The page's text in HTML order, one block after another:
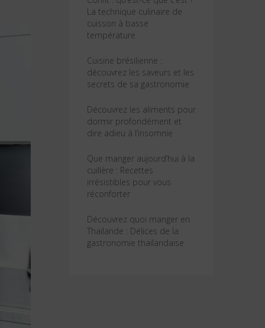
La technique culinaire de
cuisson à basse
température
Cuisine brésilienne :
découvrez les saveurs et les
secrets de sa gastronomie
Découvrez les aliments pour
dormir profondément et
dire adieu à l’insomnie
Que manger aujourd’hui à la
cuillère : Recettes
irrésistibles pour vous
réconforter
Découvrez quoi manger en
Thaïlande : Délices de la
gastronomie thaïlandaise